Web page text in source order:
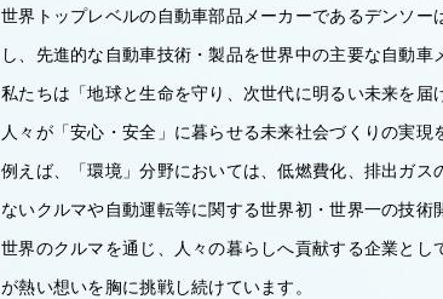
世界トップレベルの自動車部品メーカーであるデンソ
し、先進的な自動車技術・製品を世界中の主要な自動車
私たちは「地球と生命を守り、次世代に明るい未来を届
人々が「安心・安全」に暮らせる未来社会づくりの実現
例えば、「環境」分野においては、低燃費化、排出ガ
ないクルマや自動運転等に関する世界初・世界一の技術
世界のクルマを通じ、人々の暮らしへ貢献する企業と
が熱い想いを胸に挑戦し続けています。